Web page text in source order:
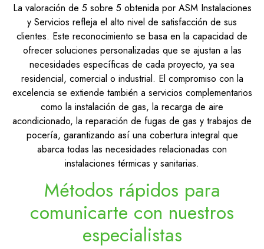
La valoración de 5 sobre 5 obtenida por ASM Instalaciones
y Servicios refleja el alto nivel de satisfacción de sus
clientes. Este reconocimiento se basa en la capacidad de
ofrecer soluciones personalizadas que se ajustan a las
necesidades específicas de cada proyecto, ya sea
residencial, comercial o industrial. El compromiso con la
excelencia se extiende también a servicios complementarios
como la instalación de gas, la recarga de aire
acondicionado, la reparación de fugas de gas y trabajos de
pocería, garantizando así una cobertura integral que
abarca todas las necesidades relacionadas con
instalaciones térmicas y sanitarias.
Métodos rápidos para
comunicarte con nuestros
especialistas